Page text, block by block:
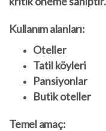
Kullanım alanları:
Oteller
Tatil köyleri
Pansiyonlar
Butik oteller
Temel amaç: